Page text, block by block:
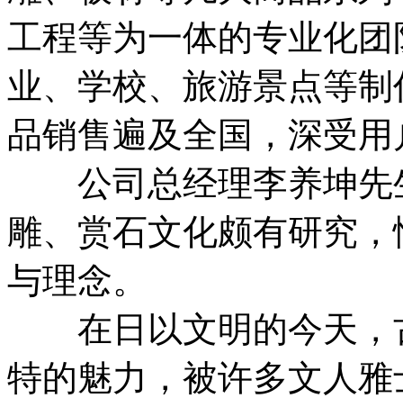
工程等为一体的专业化
业、学校、旅游景点等
品销售遍及全国，深受
公司总经理李养坤先
雕、赏石文化颇有研究
与理念。
在日以文明的今天，
特的魅力，被许多文人